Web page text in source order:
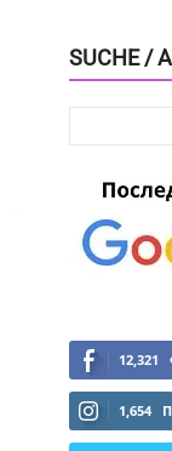
SUCHE /
12,321
1,654